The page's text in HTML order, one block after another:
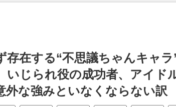
存在する“不思議ちゃんキャラ
いじられ役の成功者、アイド
な強みといなくならない訳